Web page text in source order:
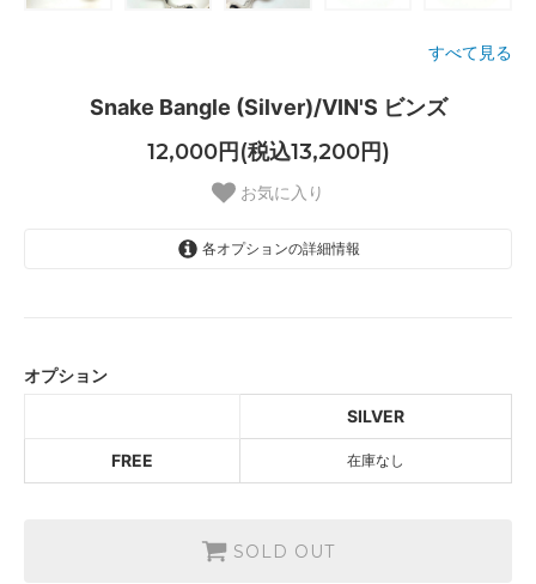
すべて見る
Snake Bangle (Silver)/VIN'S ビンズ
12,000円(税込13,200円)
お気に入り
各オプションの詳細情報
オプション
SILVER
FREE 在庫なし
SOLD OUT